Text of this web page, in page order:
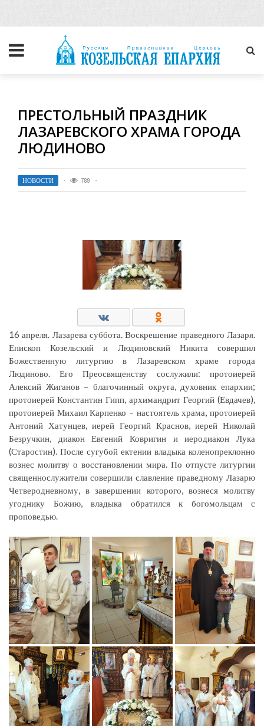
ПРЕСТОЛЬНЫЙ ПРАЗДНИК
ЛАЗАРЕВСКОГО ХРАМА ГОРОДА
ЛЮДИНОВО
НОВОСТИ 789
16 апреля. Лазарева суббота. Воскрешение праведного Лазаря.
Епископ Козельский и Людиновский Никита совершил
Божественную литургию в Лазаревском храме города
Людиново. Его Преосвященству сослужили: протоиерей
Алексий Жиганов – благочинный округа, духовник епархии;
протоиерей Константин Гипп, архимандрит Георгий (Евдачев),
протоиерей Михаил Карпенко – настоятель храма, протоиерей
Антоний Хатунцев, иерей Георгий Краснов, иерей Николай
Безручкин, диакон Евгений Ковригин и иеродиакон Лука
(Старостин). После сугубой ектении владыка коленопреклонно
вознес молитву о восстановлении мира. По отпусте литургии
священнослужители совершили славление праведному Лазарю
Четверодневному, в завершении которого, вознеся молитву
угоднику Божию, владыка обратился к богомольцам с
проповедью.